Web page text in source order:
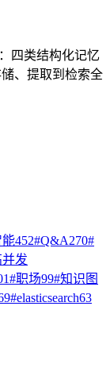
四类结构化记忆
、提取到检索全
能452#Q&A270#
并发
#职场99#知识图
#elasticsearch63